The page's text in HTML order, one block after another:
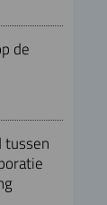
de
tussen